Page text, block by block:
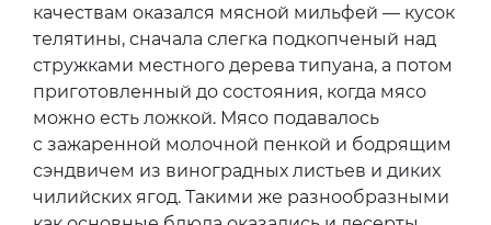
качествам оказался мясной мильфей — кусок
телятины, сначала слегка подкопченый над
стружками местного дерева типуана, а потом
приготовленный до состояния, когда мясо
можно есть ложкой. Мясо подавалось
c зажаренной молочной пенкой и бодрящим
сэндвичем из виноградных листьев и диких
чилийских ягод. Такими же разнообразными